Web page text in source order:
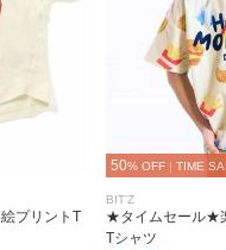
プリントT
50% OFF | TIME
BIT'Z
★タイムセール★
Tシャツ